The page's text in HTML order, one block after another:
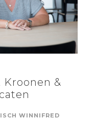
Kroonen &
WINNIFRED